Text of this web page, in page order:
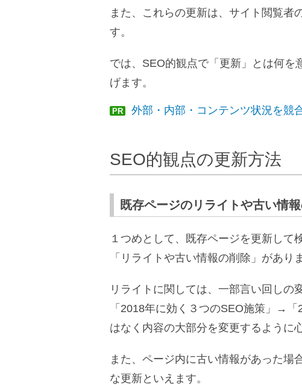
また、これらの更新は、サイト閲覧者
す。
では、SEO的観点で「更新」とは何を
げます。
PR 外部・内部・コンテンツ状況を競
SEO的観点の更新方法
既存ページのリライトや古い情
１つめとして、既存ページを更新して
「リライトや古い情報の削除」があり
リライトに関しては、一部言い回しの
「2018年に効く３つのSEO施策」→
はなく内容の大部分を変更するように
また、ページ内に古い情報があった場
な更新といえます。